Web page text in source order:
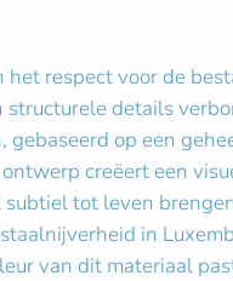
respect voor de
details
op een
creëert een
tot leven
in
van dit materiaal